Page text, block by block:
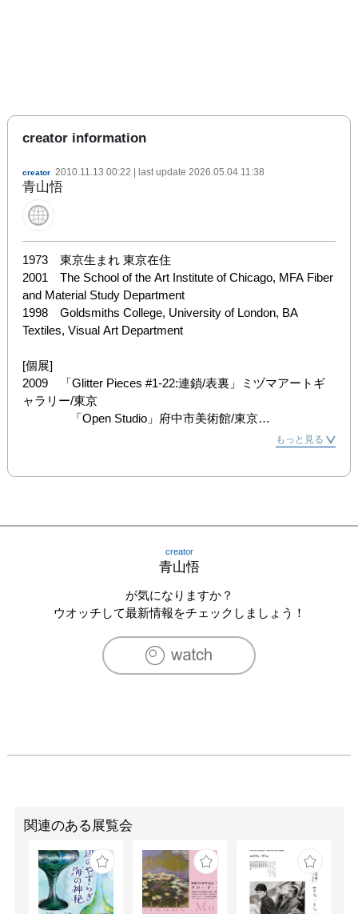
creator information
creator 2010.11.13 00:22 | last update 2026.05.04 11:38
青山悟
1973　東京生まれ 東京在住
2001　The School of the Art Institute of Chicago, MFA Fiber
and Material Study Department
1998　Goldsmiths College, University of London, BA
Textiles, Visual Art Department
[個展]
2009　「Glitter Pieces #1-22:連鎖/表裏」ミヅマアートギ
ャラリー/東京
「Open Studio」府中市美術館/東京
2007　「Ancient Pixels」 Chicago Cultural Center/シカゴ
ラリー/東京
「夕景」 ミヅマアートギャラリー/東京
2002　「Satoru Aoyama」 Finesilver Gallery/サンアントニ
「In Stitched」Zolla/Lieberman Gallery/シカゴ
2010　「六本木クロッシング2010 展：アートは可能
上野の森美術館/東京
「THE ECHO」ザイム/横浜
2007　「Neighbourhood Watch」 Nettie Horn/ロンドン
2006　ニューアート展　布と糸のかたち　横浜市民ギャラ
リー/神奈川
「All look same. Art ChinaKorea Japannext」,
もっと見る
creator
青山悟
が気になりますか？
ウオッチして最新情報をチェックしましょう！
関連のある展覧会